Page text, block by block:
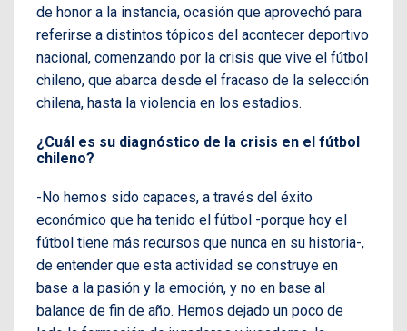
de honor a la instancia, ocasión que aprovechó para
referirse a distintos tópicos del acontecer deportivo
nacional, comenzando por la crisis que vive el fútbol
chileno, que abarca desde el fracaso de la selección
chilena, hasta la violencia en los estadios.
¿Cuál es su diagnóstico de la crisis en el fútbol
chileno?
-No hemos sido capaces, a través del éxito
económico que ha tenido el fútbol -porque hoy el
fútbol tiene más recursos que nunca en su historia-,
de entender que esta actividad se construye en
base a la pasión y la emoción, y no en base al
balance de fin de año. Hemos dejado un poco de